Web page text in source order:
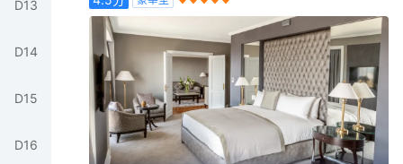
D13
D14
D15
D16